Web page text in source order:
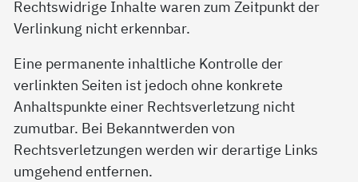
Rechtswidrige Inhalte waren zum Zeitpunkt der
Verlinkung nicht erkennbar.
Eine permanente inhaltliche Kontrolle der
verlinkten Seiten ist jedoch ohne konkrete
Anhaltspunkte einer Rechtsverletzung nicht
zumutbar. Bei Bekanntwerden von
Rechtsverletzungen werden wir derartige Links
umgehend entfernen.